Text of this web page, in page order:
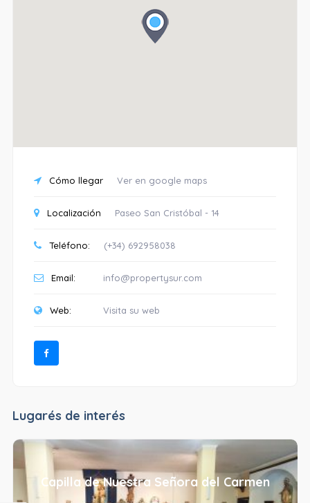
Cómo llegar Ver en google maps
Localización Paseo San Cristóbal - 14
Teléfono: (+34) 692958038
Email: info@propertysur.com
Web: Visita su web
Lugarés de interés
Capilla de Nuestra Señora del Carmen